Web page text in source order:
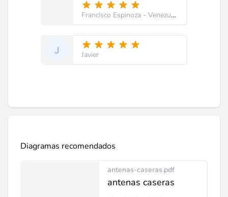
Francisco Espinoza - Venezuela
Javier
Diagramas recomendados
antenas-caseras.pdf
antenas caseras